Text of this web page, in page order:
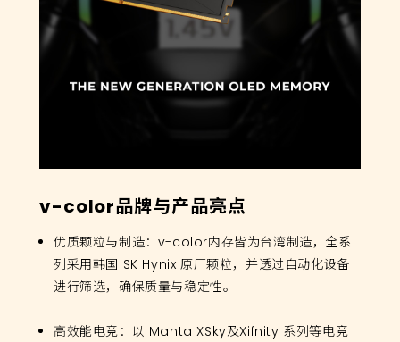
v-color品牌与产品亮点
优质颗粒与制造：v-color内存皆为台湾制造，全系
列采用韩国 SK Hynix 原厂颗粒，并透过自动化设备
进行筛选，确保质量与稳定性。
高效能电竞：以 Manta XSky及Xifnity 系列等电竞